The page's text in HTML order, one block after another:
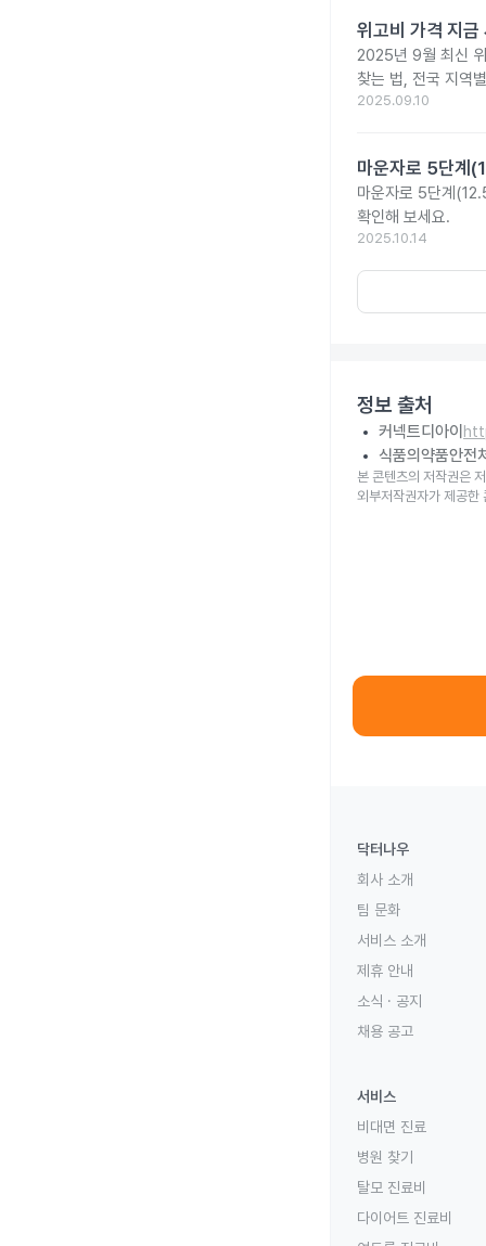
위고비 가격 지금
2025년 9월 최신
찾는 법, 전국 지역
2025.09.10
마운자로 5단계
마운자로 5단계
확인해 보세요.
2025.10.14
정보 출처
커넥트디아이
식품의약품안전
본 콘텐츠의 저작권은
외부저작권자가 제공한
닥터나우
회사 소개
팀 문화
서비스 소개
제휴 안내
소식 · 공지
채용 공고
서비스
비대면 진료
병원 찾기
탈모 진료비
다이어트 진료비